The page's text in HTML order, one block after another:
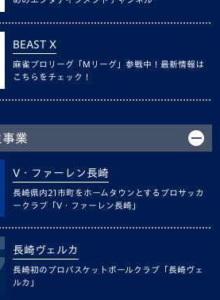
BEAST X
麻雀プロリーグ「Mリーグ」参戦中！最新情報は
こちらをチェック！
業
V・ファーレン長崎
長崎県内21市町をホームタウンとするプロサッカ
ークラブ「V・ファーレン長崎」
長崎ヴェルカ
長崎初のプロバスケットボールクラブ「長崎ヴェ
ルカ」